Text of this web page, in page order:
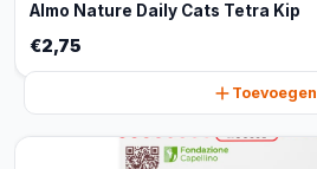
Almo Nature Daily Cats Tetra Kip
€2,75
Toevoegen